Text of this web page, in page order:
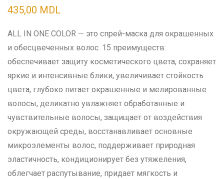
435,00 MDL
ALL IN ONE COLOR — это спрей-маска для окрашенных
и обесцвеченных волос. 15 преимуществ:
обеспечивает защиту косметического цвета, сохраняет
яркие и интенсивные блики, увеличивает стойкость
цвета, глубоко питает окрашенные и мелированные
волосы, деликатно увлажняет обработанные и
чувствительные волосы, защищает от воздействия
окружающей среды, восстанавливает основные
микроэлементы волос, поддерживает природная
эластичность, кондиционирует без утяжеления,
облегчает распутывание, придает мягкость и